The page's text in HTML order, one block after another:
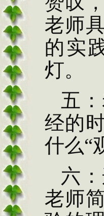
老师
的实
灯。
五
经的
什么“
六
老师